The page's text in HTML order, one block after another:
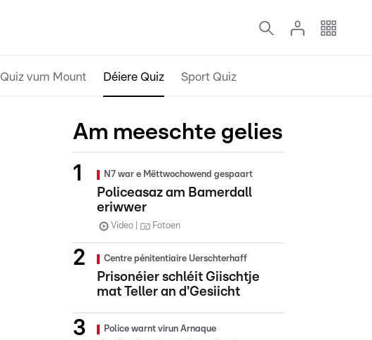
Quiz vum Mount Déiere Quiz Sport Quiz
Am meeschte gelies
N7 war e Mëttwochowend gespaart
Policeasaz am Bamerdall
eriwwer
Video Fotoen
Centre pénitentiaire Uerschterhaff
Prisonéier schléit Giischtje
mat Teller an d'Gesiicht
Police warnt virun Arnaque